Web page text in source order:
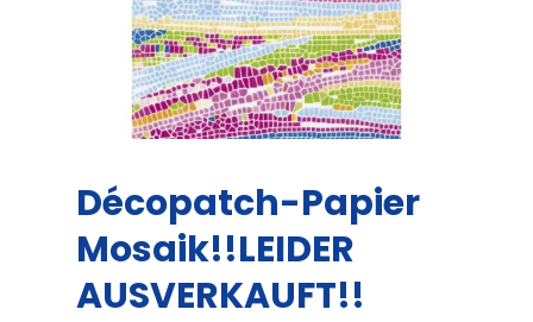
Décopatch-Papier
Mosaik!!LEIDER
AUSVERKAUFT!!